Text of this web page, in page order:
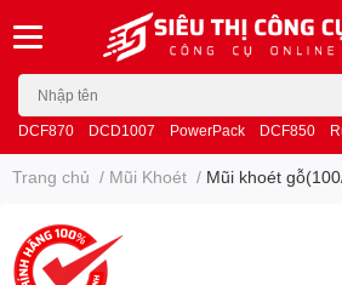
DCF870 DCD1007 PowerPack DCF850
Trang chủ / Mũi Khoét / Mũi khoét